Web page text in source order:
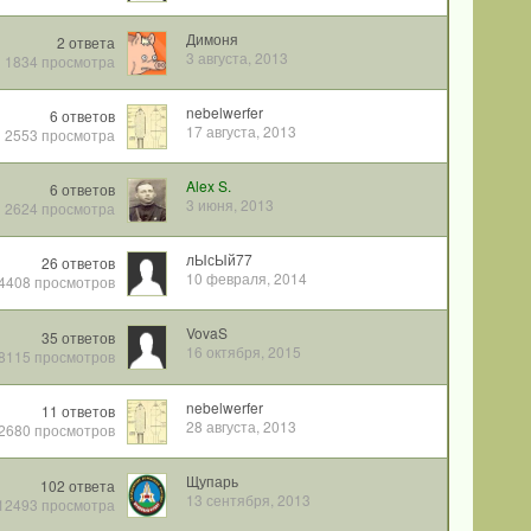
2 ответа
1834 просмотра
Димоня
3 августа, 2013
6 ответов
2553 просмотра
nebelwerfer
17 августа, 2013
6 ответов
2624 просмотра
Alex S.
3 июня, 2013
26 ответов
просмотров
лЫсЫй77
10 февраля, 2014
35 ответов
просмотров
VovaS
16 октября, 2015
11 ответов
просмотров
nebelwerfer
28 августа, 2013
102 ответа
12493 просмотра
Щупарь
13 сентября, 2013